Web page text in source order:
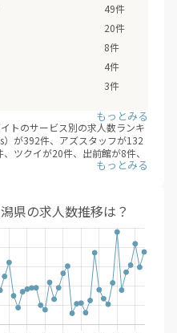
49件
20件
8件
4件
3件
トのサービス別の求人数ランキ
）が392件、アズスタッフが132
ツクイが20件、出前館が8件、
ことが大事です。
県の求人数推移は？